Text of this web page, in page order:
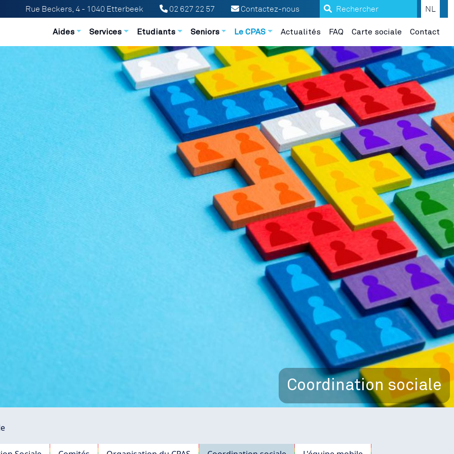
Search NL
Contactez-nous
02 627 22 57
Rue Beckers, 4 - 1040 Etterbeek
Navigation principale
Aides Services Etudiants Seniors Le CPAS Actualités FAQ Carte sociale Contact
Coordination sociale